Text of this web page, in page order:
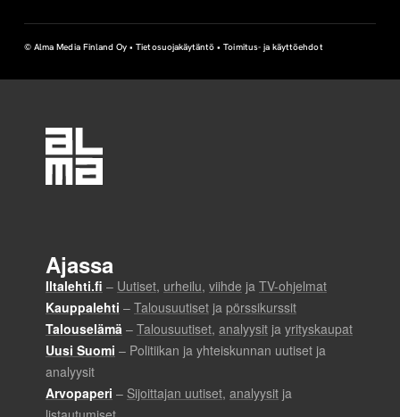
© Alma Media Finland Oy •Tietosuojakäytäntö •Toimitus- ja käyttöehdot